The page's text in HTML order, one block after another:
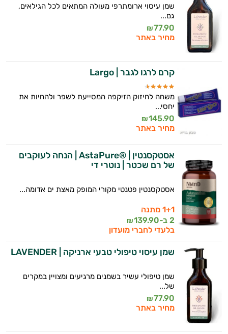
שמן עיסוי ארומתרפי מעולה המתאים לכל הגילאים,
גם...
77.90
₪
מחיר באתר
קרם לרגו לגבר | Largo
משחה לחיזוק הזיקפה המסייעת לשפר ולהחיות את
יחסי...
145.90
₪
מחיר באתר
אסטקסנטין | ®AstaPure | הנחה לעוקבים
של רם שכטר | נוטרי די
אסטקסנטין פטנטי מקורי המופק מאצת ים אדומה...
1+1 מתנה
2 ב-
139.90
₪
בלעדי לחברי מועדון
שמן עיסוי טיפולי טבעי ארניקה | LAVENDER
שמן טיפולי עשיר בשמנים מרגיעים ומצויין במקרים
של...
77.90
₪
מחיר באתר
אני יועץ הבריאות האישי AI של טבע בריא.
התשובות שלי מבוססות על מאגרי מידע קליניים
וספרות מקצועית בתחומי הרפואה הטבעית
ותזונת הספורט.
אני כאן כדי לעזור לך להתאים את תוספי
ולמצב הגופני שלך, ולהסביר לך אילו רכיבים
עובדים יחד כדי למקסם תוצאות גם בחיי היום
יום וגם בתחום הכושר והספורט.
המטרה שלי היא להתאים עבורך המלצות
זה הזמן להתחיל. איך אוכל לעזור?